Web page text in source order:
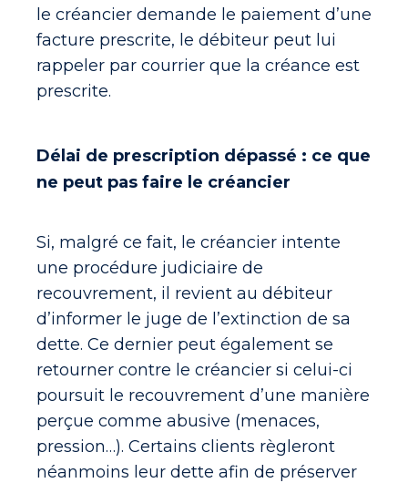
le créancier demande le paiement d’une
facture prescrite, le débiteur peut lui
rappeler par courrier que la créance est
prescrite.
Délai de prescription dépassé : ce que
ne peut pas faire le créancier
Si, malgré ce fait, le créancier intente
une procédure judiciaire de
recouvrement, il revient au débiteur
d’informer le juge de l’extinction de sa
dette. Ce dernier peut également se
retourner contre le créancier si celui-ci
poursuit le recouvrement d’une manière
perçue comme abusive (menaces,
pression…). Certains clients règleront
néanmoins leur dette afin de préserver